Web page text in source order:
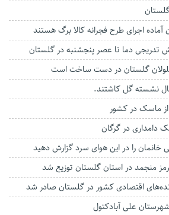
تدریجی دما تا عصر پنجشنبه در گلستان
نشسته گل کاشتند.
خانمان را در این هوای سرد گزارش دهید
اقتصادی کشور در گلستان صادر شد
علی آبادکتول